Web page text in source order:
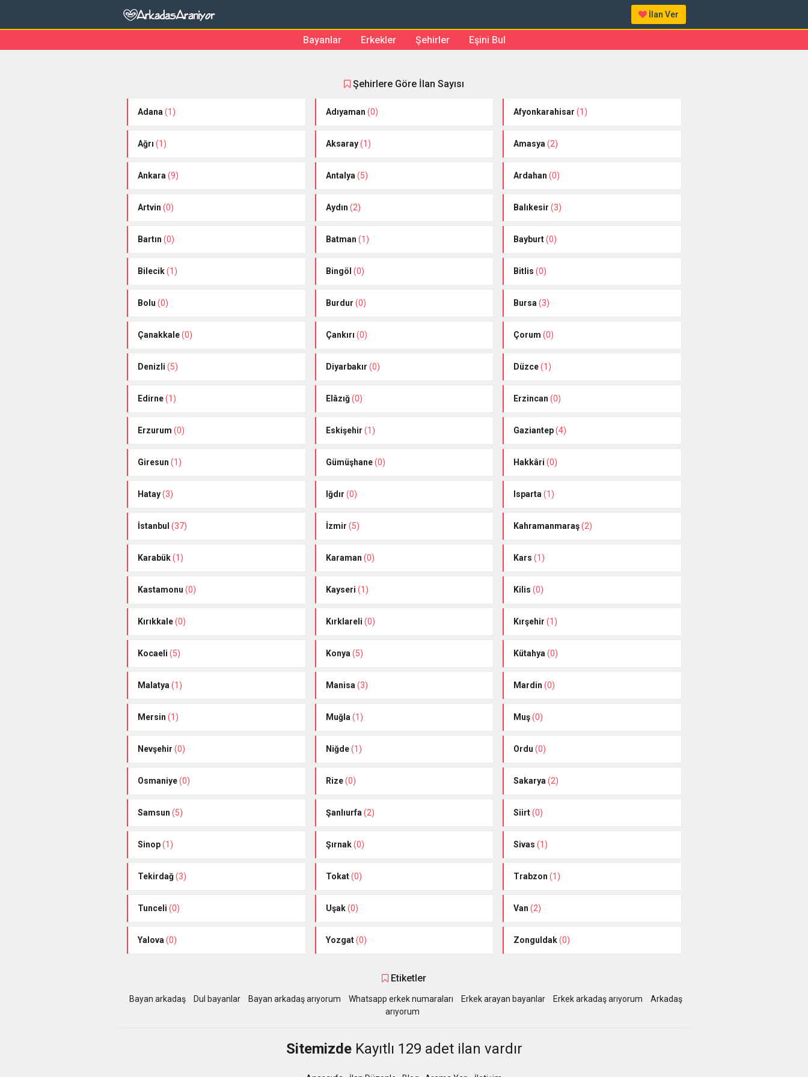
İlan Ver
Bayanlar Erkekler Şehirler Eşini Bul
Şehirlere Göre İlan Sayısı
Adana (1) Adıyaman (0) Afyonkarahisar (1)
Ağrı (1) Aksaray(1) Amasya (2)
Ankara (9) Antalya (5) Ardahan (0)
Artvin (0) Aydın (2) Balıkesir (3)
Bartın (0) Batman (1) Bayburt(0)
Bilecik(1) Bingöl (0) Bitlis (0)
Bolu (0) Burdur (0) Bursa (3)
Çanakkale(0) Çankırı (0) Çorum (0)
Denizli (5) Diyarbakır (0) Düzce(1)
Edirne(1) Elâzığ(0) Erzincan (0)
Erzurum (0) Eskişehir (1) Gaziantep(4)
Giresun (1) Gümüşhane(0) Hakkâri (0)
Hatay(3) Iğdır (0) Isparta (1)
İstanbul (37) İzmir (5) Kahramanmaraş(2)
Karabük(1) Karaman (0) Kars (1)
Kastamonu (0) Kayseri (1) Kilis (0)
Kırıkkale(0) Kırklareli (0) Kırşehir (1)
Kocaeli (5) Konya (5) Kütahya (0)
Malatya (1) Manisa (3) Mardin (0)
Mersin (1) Muğla (1) Muş(0)
Nevşehir (0) Niğde(1) Ordu (0)
Osmaniye(0) Rize(0) Sakarya (2)
Samsun (5) Şanlıurfa (2) Siirt(0)
Sinop(1) Şırnak(0) Sivas (1)
Tekirdağ(3) Tokat(0) Trabzon (1)
Tunceli (0) Uşak(0) Van (2)
Yalova (0) Yozgat(0) Zonguldak(0)
Etiketler
Bayan arkadaş Dul bayanlar Bayan arkadaş arıyorum Whatsapp erkek numaraları Erkek arayan bayanlar Erkek arkadaş arıyorum
Arkadaş
arıyorum
SitemizdeKayıtlı 129 adet ilan vardır